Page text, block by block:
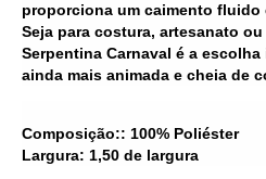
proporciona um caimento fluido
Seja para costura, artesanato
Serpentina Carnaval é a
ainda mais animada e cheia de
Composição:: 100% Poliéster
Largura: 1,50 de largura